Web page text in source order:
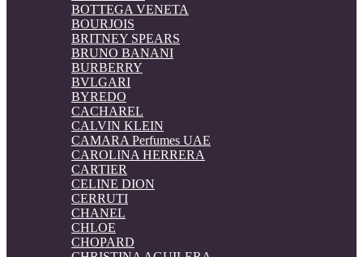
BOTTEGA VENETA
BOURJOIS
BRITNEY SPEARS
BRUNO BANANI
BURBERRY
BVLGARI
BYREDO
CACHAREL
CALVIN KLEIN
CAMARA Perfumes UAE
CAROLINA HERRERA
CARTIER
CELINE DION
CERRUTI
CHANEL
CHLOE
CHOPARD